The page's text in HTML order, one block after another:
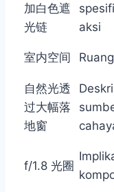
加白色遮
光链
aksi
室内空间 Ruang
自然光透
过大幅落
地窗
f/1.8 光圈